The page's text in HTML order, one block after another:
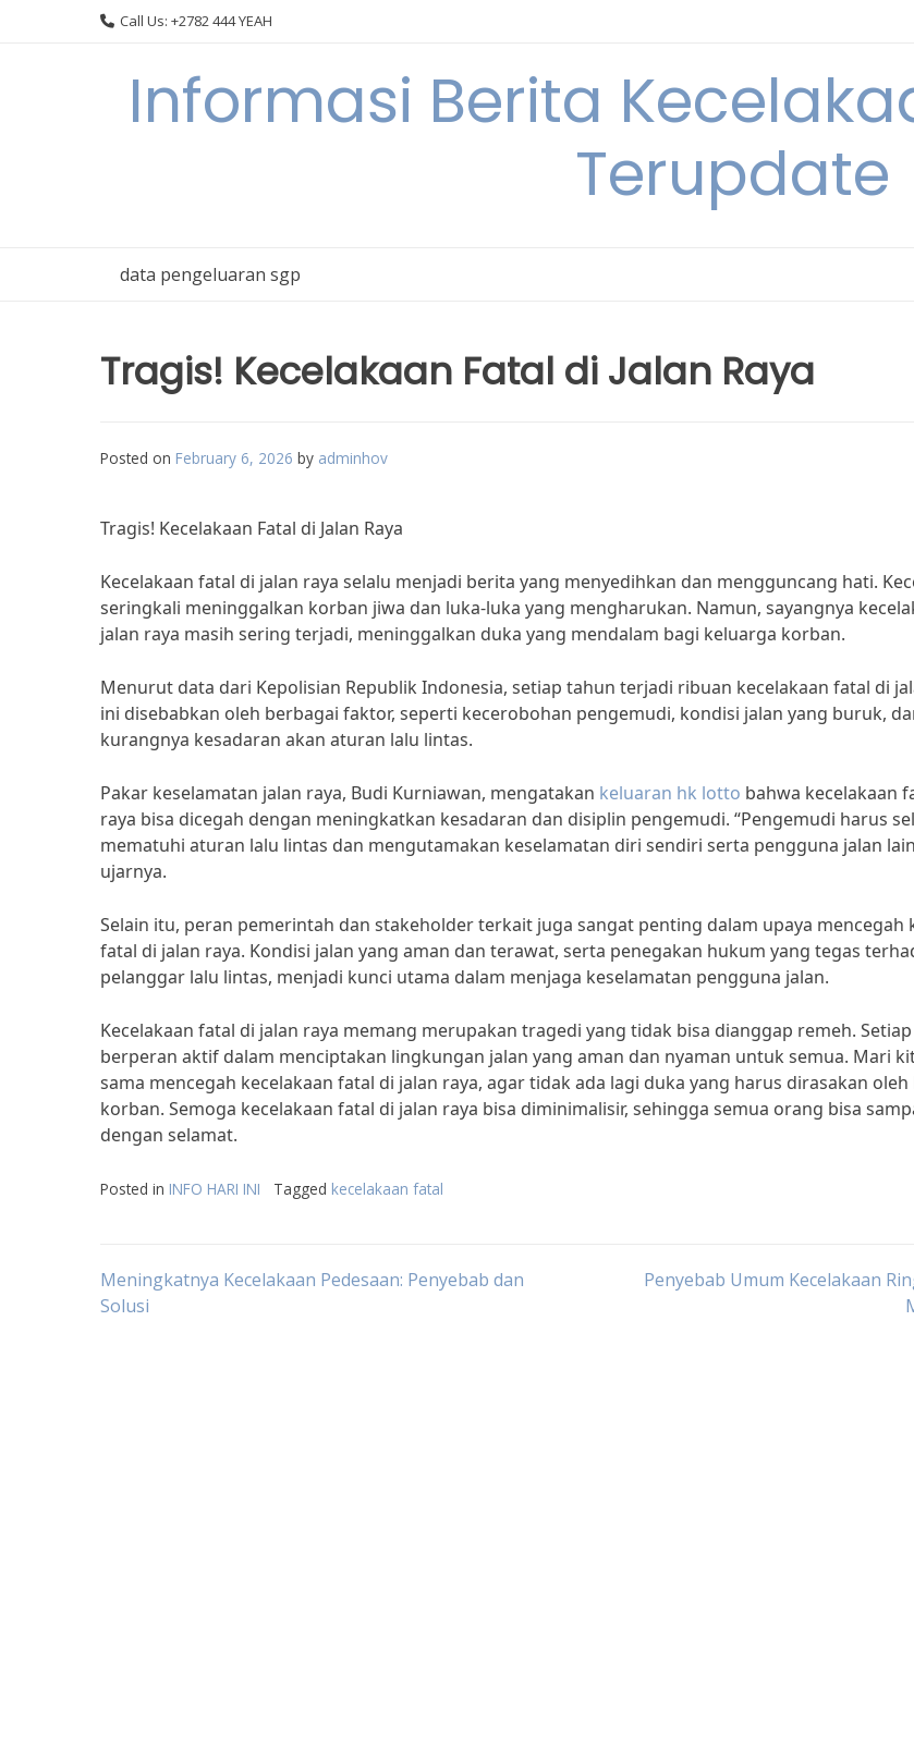
Call Us: +2782 444 YEAH
Informasi Berita
Terupdate
data pengeluaran sgp
Tragis! Kecelakaan Fatal di Jalan Raya
Posted on February 6, 2026 by adminhov
Tragis! Kecelakaan Fatal di Jalan Raya
Kecelakaan fatal di jalan raya selalu menjadi berita yang menyedihkan dan mengguncang hati.
seringkali meninggalkan korban jiwa dan luka-luka yang mengharukan. Namun, sayangnya
jalan raya masih sering terjadi, meninggalkan duka yang mendalam bagi keluarga korban.
Menurut data dari Kepolisian Republik Indonesia, setiap tahun terjadi ribuan kecelakaan fatal di
ini disebabkan oleh berbagai faktor, seperti kecerobohan pengemudi, kondisi jalan yang buruk,
kurangnya kesadaran akan aturan lalu lintas.
Pakar keselamatan jalan raya, Budi Kurniawan, mengatakan keluaran hk lotto bahwa kecelakaan
raya bisa dicegah dengan meningkatkan kesadaran dan disiplin pengemudi. “Pengemudi harus
mematuhi aturan lalu lintas dan mengutamakan keselamatan diri sendiri serta pengguna jalan
ujarnya.
Selain itu, peran pemerintah dan stakeholder terkait juga sangat penting dalam upaya mencegah
fatal di jalan raya. Kondisi jalan yang aman dan terawat, serta penegakan hukum yang tegas
pelanggar lalu lintas, menjadi kunci utama dalam menjaga keselamatan pengguna jalan.
Kecelakaan fatal di jalan raya memang merupakan tragedi yang tidak bisa dianggap remeh.
berperan aktif dalam menciptakan lingkungan jalan yang aman dan nyaman untuk semua. Mari
sama mencegah kecelakaan fatal di jalan raya, agar tidak ada lagi duka yang harus dirasakan
korban. Semoga kecelakaan fatal di jalan raya bisa diminimalisir, sehingga semua orang bisa
dengan selamat.
Posted in INFO HARI INI Tagged kecelakaan fatal
Post
Meningkatnya Kecelakaan Pedesaan: Penyebab dan
Solusi
Penyebab Umum Kecelakaan